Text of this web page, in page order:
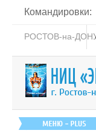
Командировки:
РОСТОВ-на-ДОНУ: